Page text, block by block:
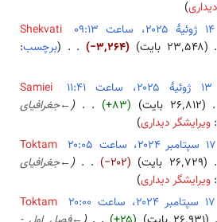
Shekvati
۲۳٬۵۴۸ بایت
−۳٬۲۶۴
برچسب:
Samiei
۲۶٬۸۱۲ بایت +۸۳ ←جغرافیای
:ویرایشگر دیداری
Toktam
۲۶٬۷۲۹ بایت −۲۰۲ ←جغرافیای
:ویرایشگر دیداری
Toktam